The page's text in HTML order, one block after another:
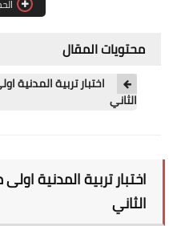
محتويات المقال
اختبار تربية
الثاني
اختبار تربية المدنية
الثاني